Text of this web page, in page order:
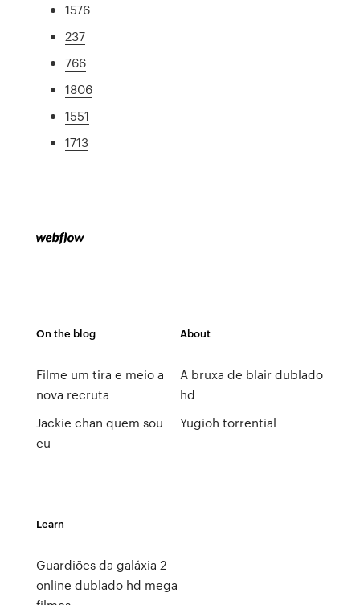
1576
237
766
1806
1551
1713
On the blog
Filme um tira e meio a
nova recruta
Jackie chan quem sou
eu
About
A bruxa de blair dublado
hd
Yugioh torrential
Learn
Guardiões da galáxia 2
online dublado hd mega